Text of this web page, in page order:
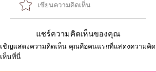
เขียนความคิดเห็น
แชร์ความคิดเห็นของคุณ
เชิญแสดงความคิดเห็น คุณคือคนแรกที่แสดงความคิด
เห็นที่นี่